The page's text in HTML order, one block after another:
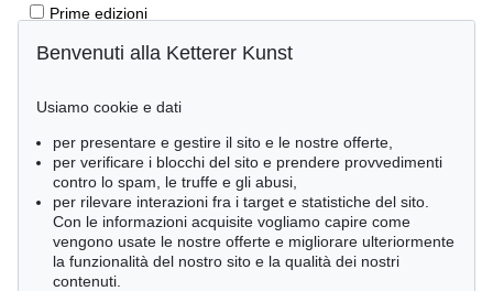
Prime edizioni
Manoscritti antichi
Libri per bambini
Lifestyle
Pietre miliari delle scienze naturali
Letteratura classica
Economia e diritto
Meraviglie della natura
Benvenuti alla Ketterer Kunst
Usiamo cookie e dati
per presentare e gestire il sito e le nostre offerte,
per verificare i blocchi del sito e prendere provvedimenti
contro lo spam, le truffe e gli abusi,
per rilevare interazioni fra i target e statistiche del sito.
Con le informazioni acquisite vogliamo capire come
vengono usate le nostre offerte e migliorare ulteriormente
la funzionalità del nostro sito e la qualità dei nostri
contenuti.